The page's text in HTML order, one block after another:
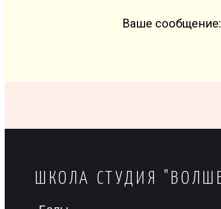
Ваше сообщение:
ШКОЛА СТУДИЯ